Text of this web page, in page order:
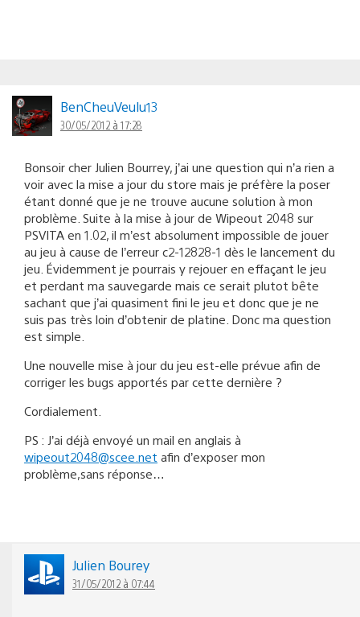
BenCheuVeulu13
30/05/2012 à 17:28
Bonsoir cher Julien Bourrey, j’ai une question qui n’a rien a
voir avec la mise a jour du store mais je préfère la poser
étant donné que je ne trouve aucune solution à mon
problème. Suite à la mise à jour de Wipeout 2048 sur
PSVITA en 1.02, il m’est absolument impossible de jouer
au jeu à cause de l’erreur c2-12828-1 dès le lancement du
jeu. Évidemment je pourrais y rejouer en effaçant le jeu
et perdant ma sauvegarde mais ce serait plutot bête
sachant que j’ai quasiment fini le jeu et donc que je ne
suis pas très loin d’obtenir de platine. Donc ma question
est simple.
Une nouvelle mise à jour du jeu est-elle prévue afin de
corriger les bugs apportés par cette dernière ?
Cordialement.
PS : J’ai déjà envoyé un mail en anglais à
wipeout2048@scee.net afin d’exposer mon
problème,sans réponse…
Julien Bourey
31/05/2012 à 07:44